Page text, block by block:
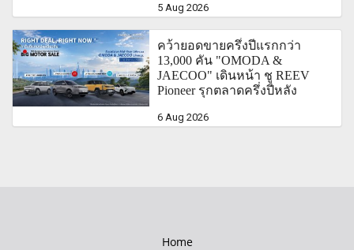
5 Aug 2026
คว้ายอดขายครึ่งปีแรกกว่า
13,000 คัน "OMODA &
JAECOO" เดินหน้า ชู REEV
Pioneer รุกตลาดครึ่งปีหลัง
6 Aug 2026
Home